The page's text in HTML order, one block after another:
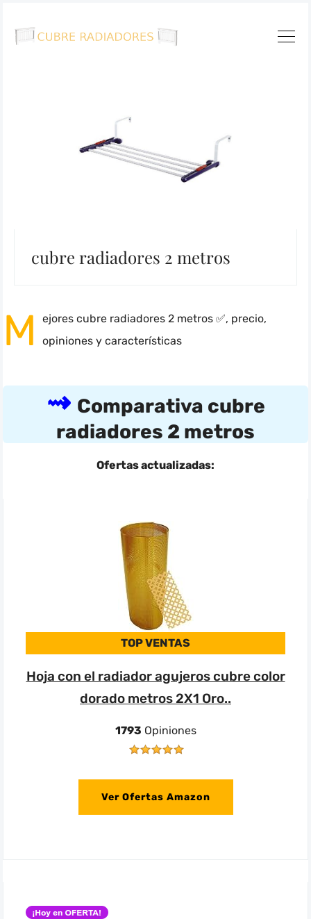
cubre radiadores 2 metros
M
ejores cubre radiadores 2 metros ✅, precio,
opiniones y características
Comparativa cubre
radiadores 2 metros
Ofertas actualizadas:
TOP VENTAS
Hoja con el radiador agujeros cubre color
dorado metros 2X1 Oro..
1793 Opiniones
Ver Ofertas Amazon